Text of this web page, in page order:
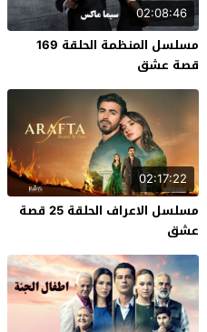
02:08:46
مسلسل المنظمة الحلقة 169
قصة عشق
02:17:22
مسلسل الاعراف الحلقة 25 قصة
عشق